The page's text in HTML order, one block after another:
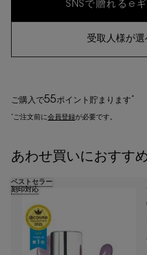
ご購入で55ポイント 貯まります *
*ご注文前に会員登録が必要です。
あわせ買いにおすす
ベストセラー
刻印対応